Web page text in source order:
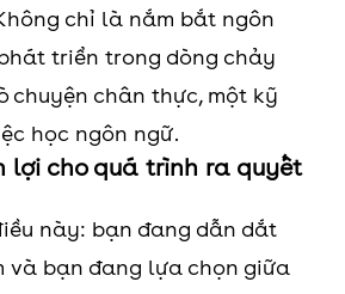
chỉ là nắm bắt ngôn
triển trong dòng chảy
chuyện chân thực, một kỹ
học ngôn ngữ.
lợi cho quá trình ra quyết
này: bạn đang dẫn dắt
và bạn đang lựa chọn giữa